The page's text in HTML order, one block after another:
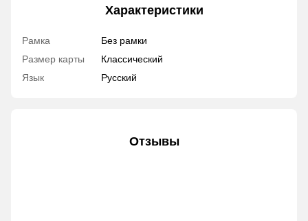
Характеристики
Рамка
Без рамки
Размер карты
Классический
Язык
Русский
Отзывы